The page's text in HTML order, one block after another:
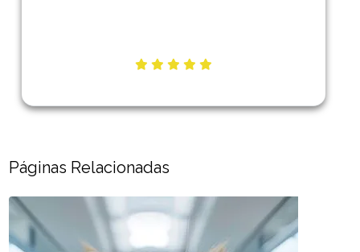
Páginas Relacionadas